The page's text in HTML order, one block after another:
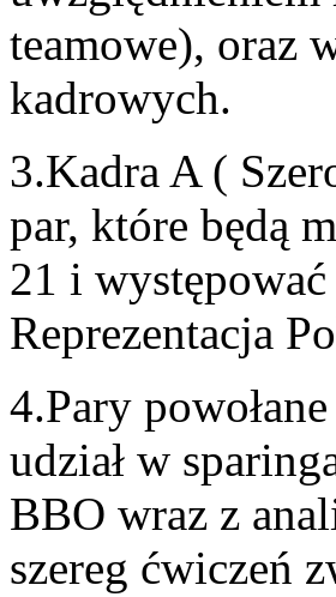
teamowe), oraz
kadrowych.
3.Kadra A (
par, które będą
21 i
Reprezentacja
4.Pary
udział w
BBO wraz z
szereg ćwiczeń